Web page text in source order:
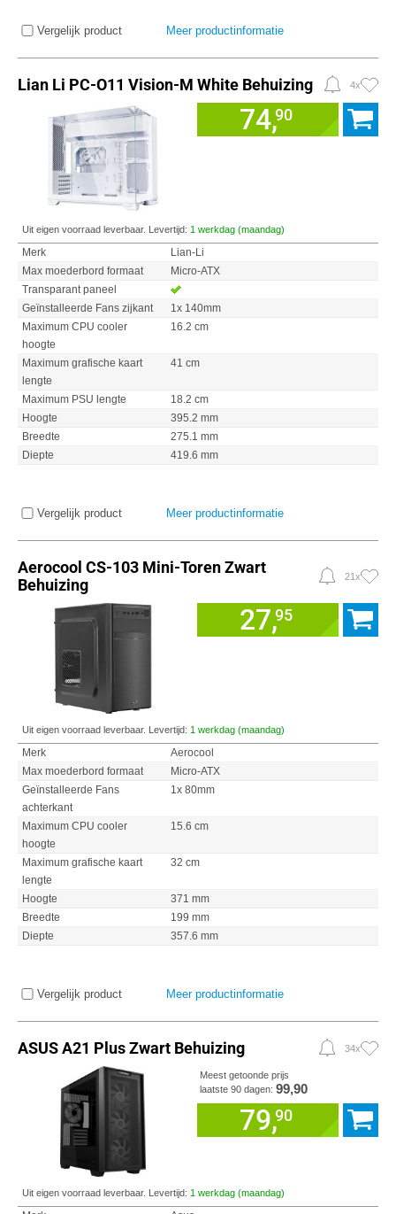
Vergelijk product Meer productinformatie
Lian Li PC-O11 Vision-M White Behuizing 4x
74,90
Uit eigen voorraad leverbaar. Levertijd: 1 werkdag (maandag)
Merk
Lian-Li
Max moederbord formaat
Micro-ATX
Transparant paneel
Geïnstalleerde Fans zijkant
1x 140mm
Maximum CPU cooler
hoogte
16.2 cm
Maximum grafische kaart
lengte
41 cm
Maximum PSU lengte
18.2 cm
Hoogte
395.2 mm
Breedte
275.1 mm
Diepte
419.6 mm
Vergelijk product Meer productinformatie
Aerocool CS-103 Mini-Toren Zwart
Behuizing
21x
27,95
Uit eigen voorraad leverbaar. Levertijd: 1 werkdag (maandag)
Merk
Aerocool
Max moederbord formaat
Micro-ATX
Geïnstalleerde Fans
achterkant
1x 80mm
Maximum CPU cooler
hoogte
15.6 cm
Maximum grafische kaart
lengte
32 cm
Hoogte
371 mm
Breedte
199 mm
Diepte
357.6 mm
Vergelijk product Meer productinformatie
ASUS A21 Plus Zwart Behuizing 34x
Meest getoonde prijs
laatste 90 dagen: 99,90
79,90
Uit eigen voorraad leverbaar. Levertijd: 1 werkdag (maandag)